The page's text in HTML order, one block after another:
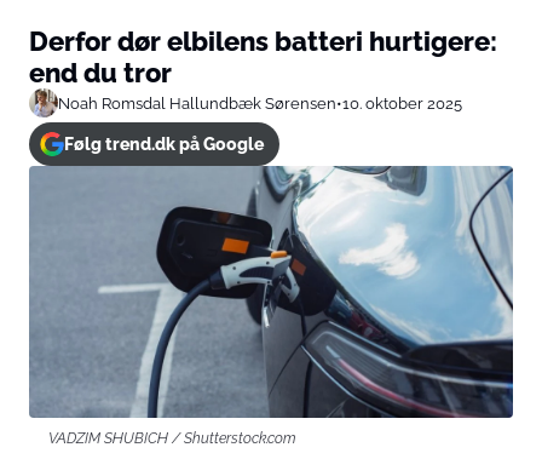
Derfor dør elbilens batteri hurtigere:
end du tror
Noah Romsdal Hallundbæk Sørensen•10. oktober 2025
Følg trend.dk på Google
VADZIM SHUBICH / Shutterstock.com